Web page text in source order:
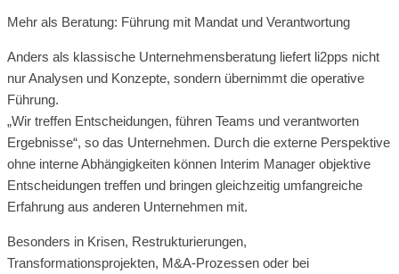
Mehr als Beratung: Führung mit Mandat und Verantwortung
Anders als klassische Unternehmensberatung liefert li2pps nicht
nur Analysen und Konzepte, sondern übernimmt die operative
Führung.
„Wir treffen Entscheidungen, führen Teams und verantworten
Ergebnisse“, so das Unternehmen. Durch die externe Perspektive
ohne interne Abhängigkeiten können Interim Manager objektive
Entscheidungen treffen und bringen gleichzeitig umfangreiche
Erfahrung aus anderen Unternehmen mit.
Besonders in Krisen, Restrukturierungen,
Transformationsprojekten, M&A-Prozessen oder bei